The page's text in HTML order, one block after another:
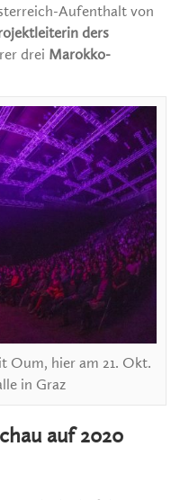
Aufenthalt von
ders
drei Marokko-
Oum, hier am 21. Okt.
in Graz
auf 2020